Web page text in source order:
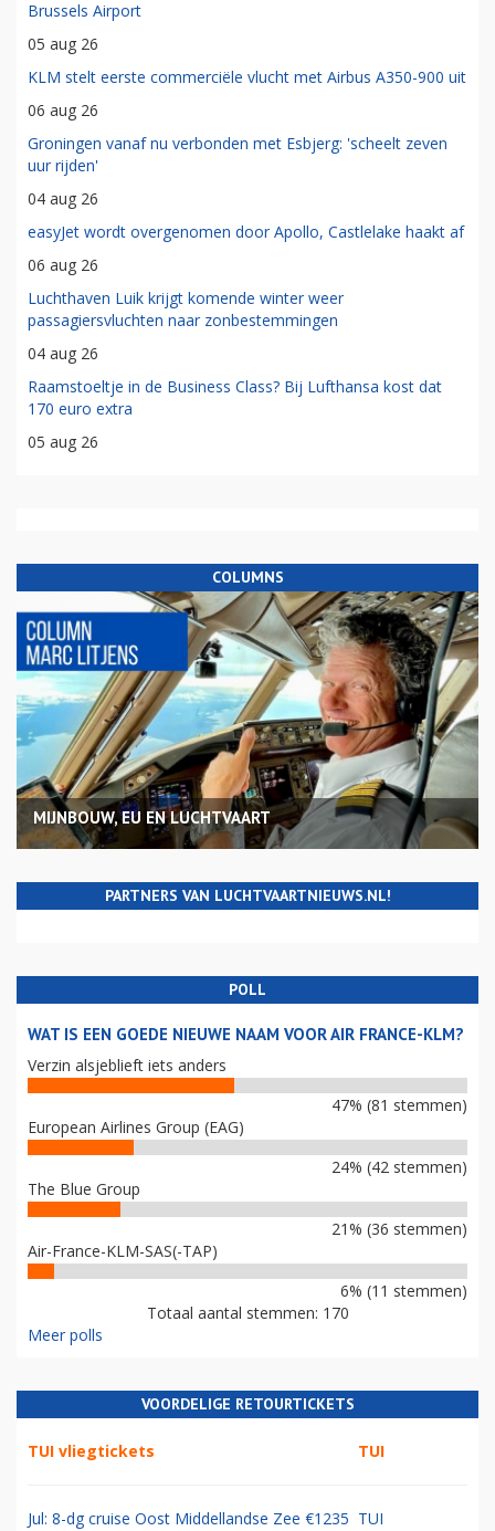
Brussels Airport
05 aug 26
KLM stelt eerste commerciële vlucht met Airbus A350-900 uit
06 aug 26
Groningen vanaf nu verbonden met Esbjerg: 'scheelt zeven
uur rijden'
04 aug 26
easyJet wordt overgenomen door Apollo, Castlelake haakt af
06 aug 26
Luchthaven Luik krijgt komende winter weer
passagiersvluchten naar zonbestemmingen
04 aug 26
Raamstoeltje in de Business Class? Bij Lufthansa kost dat
170 euro extra
05 aug 26
COLUMNS
MIJNBOUW, EU EN LUCHTVAART
PARTNERS VAN LUCHTVAARTNIEUWS.NL!
POLL
WAT IS EEN GOEDE NIEUWE NAAM VOOR AIR FRANCE-KLM?
Verzin alsjeblieft iets anders
47% (81 stemmen)
European Airlines Group (EAG)
24% (42 stemmen)
The Blue Group
21% (36 stemmen)
Air-France-KLM-SAS(-TAP)
6% (11 stemmen)
Totaal aantal stemmen: 170
Meer polls
VOORDELIGE RETOURTICKETS
TUI vliegtickets TUI
Jul: 8-dg cruise Oost Middellandse Zee €1235 TUI